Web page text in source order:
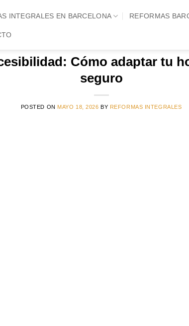
INTEGRALES EN BARCELONA REFORMAS
ARCHIVOS DE ETIQUETAS:
Cómo adaptar tu
seguro
POSTED ON MAYO 18, 2026 BY REFORMAS INTEGRALES